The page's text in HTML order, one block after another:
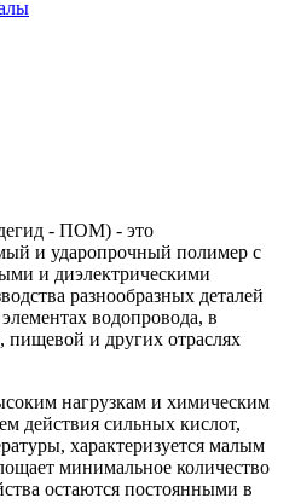
- ПОМ) - это
и ударопрочный полимер с
и диэлектрическими
разнообразных деталей
водопровода, в
пищевой и других отраслях
нагрузкам и химическим
действия сильных кислот,
характеризуется малым
минимальное количество
остаются постоянными в